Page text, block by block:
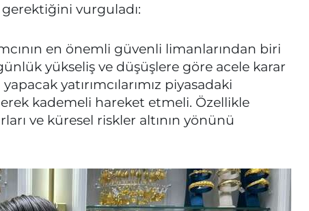
vurguladı:
en önemli güvenli limanlarından biri
yükseliş ve düşüşlere göre acele karar
yatırımcılarımız piyasadaki
kademeli hareket etmeli. Özellikle
ve küresel riskler altının yönünü